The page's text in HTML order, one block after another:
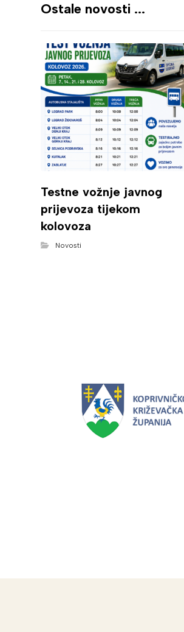
Ostale novosti ...
Testne vožnje javnog
prijevoza tijekom
kolovoza
Novosti